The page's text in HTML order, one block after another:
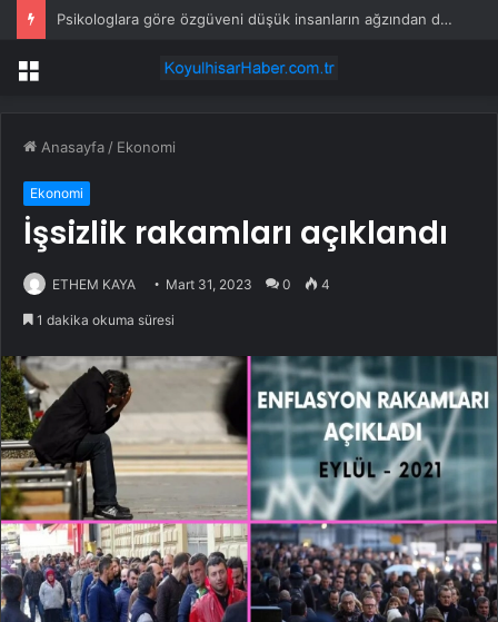
Psikologlara göre özgüveni düşük insanların ağzından düşürmediği 10 cümle
Menü
Anasayfa / Ekonomi
Ekonomi
İşsizlik rakamları açıklandı
ETHEM KAYA Mart 31, 2023 0 4
1 dakika okuma süresi